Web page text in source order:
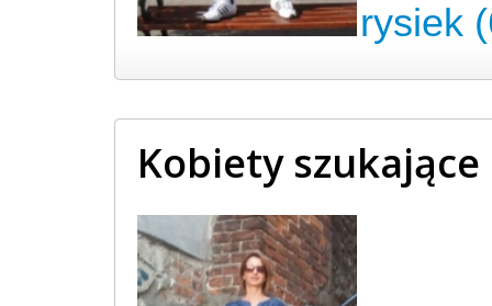
rysiek
Kobiety szukające